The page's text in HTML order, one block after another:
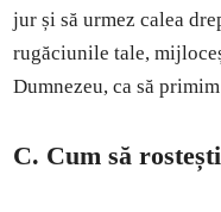
jur și să urmez calea
rugăciunile tale,
Dumnezeu, ca să
C. Cum să